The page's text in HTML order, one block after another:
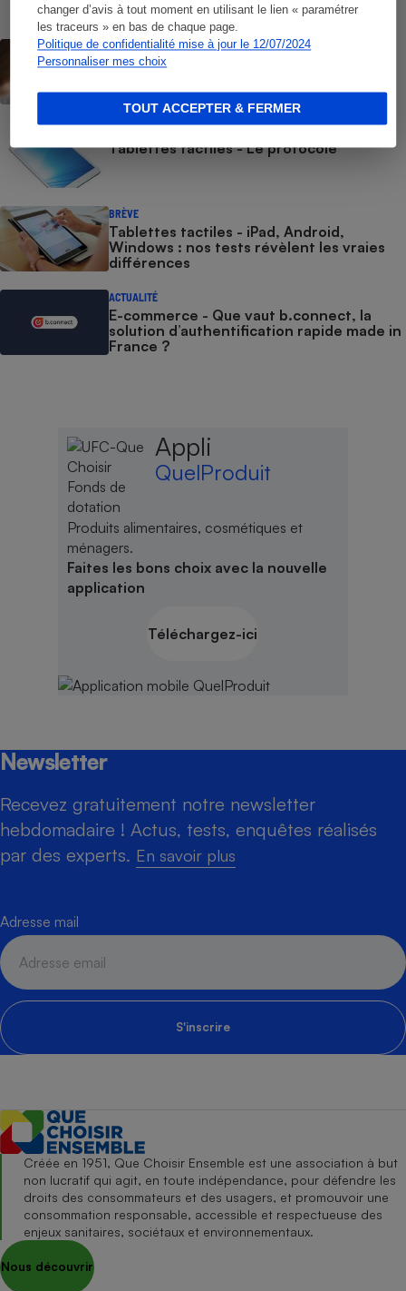
changer d’avis à tout moment en utilisant le lien « paramétrer
les traceurs » en bas de chaque page.
Politique de confidentialité mise à jour le 12/07/2024
Personnaliser mes choix
TOUT ACCEPTER & FERMER
CONSEILS
Windows 10 - Comment réagir face à la
Tablettes tactiles - Le protocole
BRÈVE
Tablettes tactiles - iPad, Android,
Windows : nos tests révèlent les vraies
différences
ACTUALITÉ
E-commerce - Que vaut b.connect, la
solution d’authentification rapide made in
France ?
Appli
QuelProduit
Produits alimentaires, cosmétiques et
ménagers.
Faites les bons choix avec la nouvelle
application
Téléchargez-ici
Newsletter
Recevez gratuitement notre newsletter
hebdomadaire ! Actus, tests, enquêtes réalisés
par des experts. En savoir plus
Adresse mail
S'inscrire
Créée en 1951, Que Choisir Ensemble est une association à but
non lucratif qui agit, en toute indépendance, pour défendre les
droits des consommateurs et des usagers, et promouvoir une
consommation responsable, accessible et respectueuse des
enjeux sanitaires, sociétaux et environnementaux.
Nous découvrir